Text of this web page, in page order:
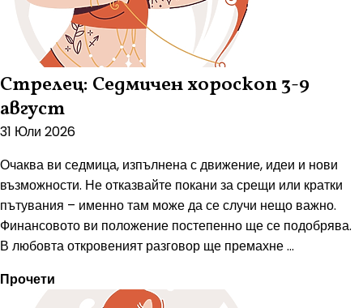
Стрелец: Седмичен хороскоп 3-9
август
31 Юли 2026
Очаква ви седмица, изпълнена с движение, идеи и нови
възможности. Не отказвайте покани за срещи или кратки
пътувания – именно там може да се случи нещо важно.
Финансовото ви положение постепенно ще се подобрява.
В любовта откровеният разговор ще премахне ...
Прочети